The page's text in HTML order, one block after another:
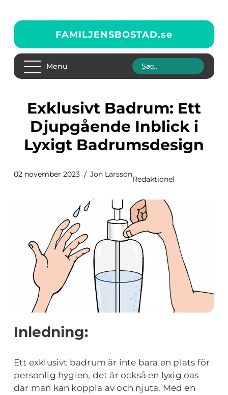
FAMILJENSBOSTAD.se
Menu
Exklusivt Badrum: Ett
Djupgående Inblick i
Lyxigt Badrumsdesign
02 november 2023 Jon Larsson
Redaktionel
Inledning:
Ett exklusivt badrum är inte bara en plats för
personlig hygien, det är också en lyxig oas
där man kan koppla av och njuta. Med en